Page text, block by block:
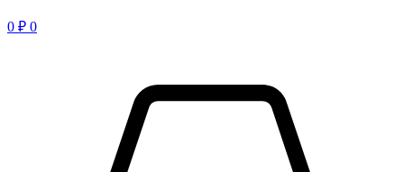
0 ₽ 0